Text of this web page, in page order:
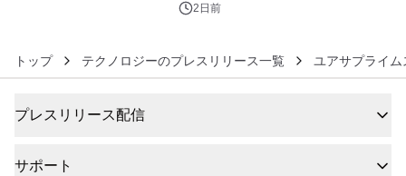
ボグッズも発売決定！
2日前
トップ テクノロジーのプレスリリース一覧 ユアサプライ
プレスリリース配信
サポート